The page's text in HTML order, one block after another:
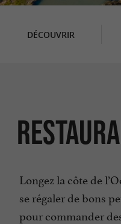
DÉCOUVRIR
Longez la côte de
se régaler de bons
pour commander